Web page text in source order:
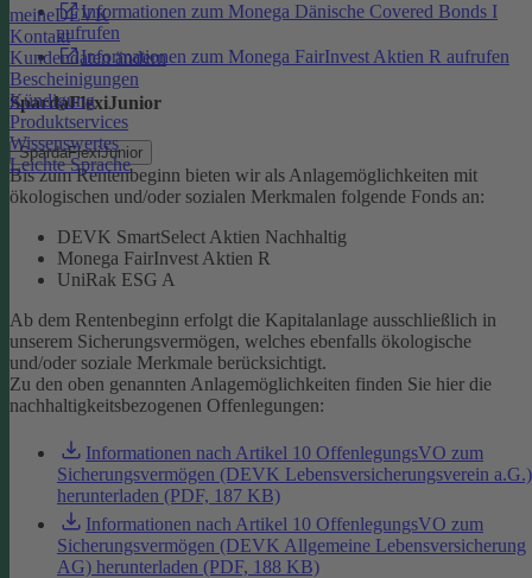
meineDEVK
Kontakt
Kundendaten ändern
Bescheinigungen
Kündigung
Produktservices
Wissenswertes
Leichte Sprache
Informationen zum Monega Dänische Covered Bonds I
aufrufen
Informationen zum Monega FairInvest Aktien R aufrufen
SpardaFlexiJunior
SpardaFlexiJunior
Bis zum Rentenbeginn bieten wir als Anlagemöglichkeiten mit
ökologischen und/oder sozialen Merkmalen folgende Fonds an:
DEVK SmartSelect Aktien Nachhaltig
Monega FairInvest Aktien R
UniRak ESG A
Ab dem Rentenbeginn erfolgt die Kapitalanlage ausschließlich in
unserem Sicherungsvermögen, welches ebenfalls ökologische
und/oder soziale Merkmale berücksichtigt.
Zu den oben genannten Anlagemöglichkeiten finden Sie hier die
nachhaltigkeitsbezogenen Offenlegungen:
Informationen nach Artikel 10 OffenlegungsVO zum
Sicherungsvermögen (DEVK Lebensversicherungsverein a.G.)
herunterladen (PDF, 187 KB)
Informationen nach Artikel 10 OffenlegungsVO zum
Sicherungsvermögen (DEVK Allgemeine Lebensversicherung
AG) herunterladen (PDF, 188 KB)